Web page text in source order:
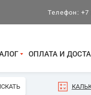
Телефон: +7
ОПЛАТА И